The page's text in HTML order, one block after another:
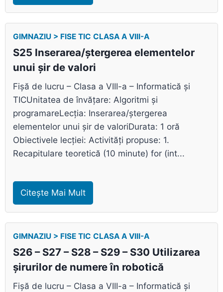
GIMNAZIU > FISE TIC CLASA A VIII-A
S25 Inserarea/ștergerea elementelor
unui șir de valori
Fișă de lucru – Clasa a VIII-a – Informatică și
TICUnitatea de învățare: Algoritmi și
programareLecția: Inserarea/ștergerea
elementelor unui șir de valoriDurata: 1 oră
Obiectivele lecției: Activități propuse: 1.
Recapitulare teoretică (10 minute) for (int...
Citește Mai Mult
GIMNAZIU > FISE TIC CLASA A VIII-A
S26 – S27 – S28 – S29 – S30 Utilizarea
șirurilor de numere în robotică
Fișă de lucru – Clasa a VIII-a – Informatică și